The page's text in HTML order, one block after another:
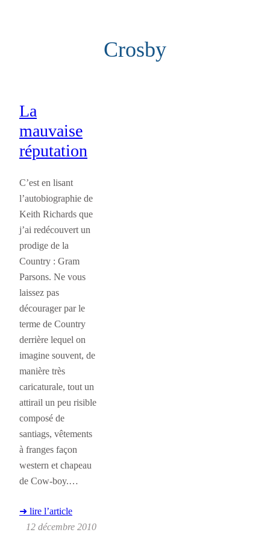
Crosby
La
mauvaise
réputation
C’est en lisant
l’autobiographie de
Keith Richards que
j’ai redécouvert un
prodige de la
Country : Gram
Parsons. Ne vous
laissez pas
décourager par le
terme de Country
derrière lequel on
imagine souvent, de
manière très
caricaturale, tout un
attirail un peu risible
composé de
santiags, vêtements
à franges façon
western et chapeau
de Cow-boy.…
➜ lire l’article
12 décembre 2010